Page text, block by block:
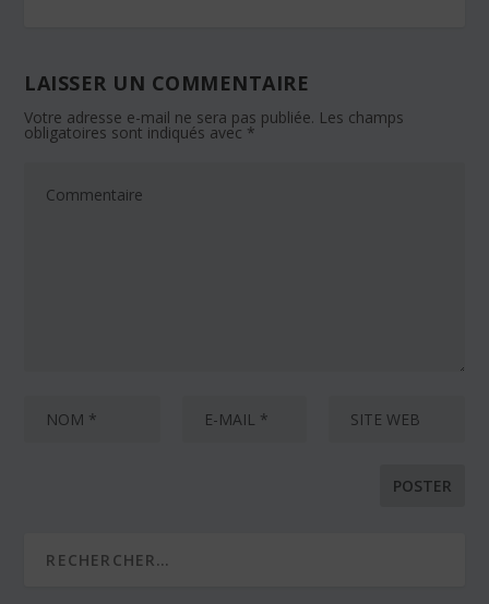
LAISSER UN COMMENTAIRE
Votre adresse e-mail ne sera pas publiée. Les champs
obligatoires sont indiqués avec *